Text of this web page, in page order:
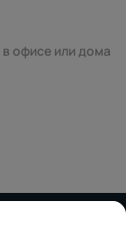
офисе или дома